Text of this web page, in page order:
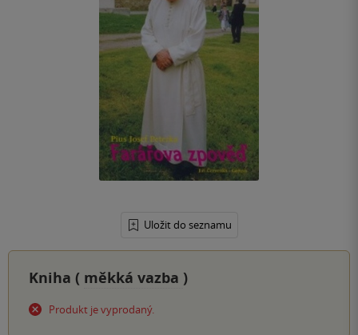
Uložit do seznamu
Kniha ( měkká vazba )
Produkt je vyprodaný.